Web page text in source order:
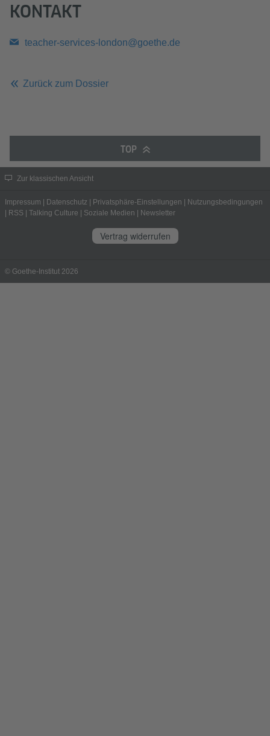
KONTAKT
teacher-services-london@goethe.de
Zurück zum Dossier
TOP
Zur klassischen Ansicht
Impressum | Datenschutz | Privatsphäre-Einstellungen | Nutzungsbedingungen
| RSS | Talking Culture | Soziale Medien | Newsletter
Vertrag widerrufen
© Goethe-Institut 2026